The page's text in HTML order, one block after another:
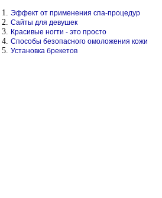
Эффект от применения спа-процедур
Сайты для девушек
Красивые ногти - это просто
Способы безопасного омоложения кожи
Установка брекетов